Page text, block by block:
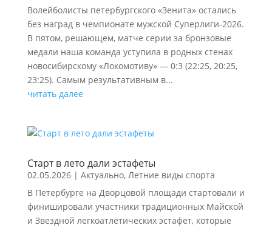
Волейболисты петербургского «Зенита» остались
без наград в чемпионате мужской Суперлиги-2026.
В пятом, решающем, матче серии за бронзовые
медали наша команда уступила в родных стенах
новосибирскому «Локомотиву» — 0:3 (22:25, 20:25,
23:25). Самым результативным в...
читать далее
Старт в лето дали эстафеты
02.05.2026| Актуально, Летние виды спорта
В Петербурге на Дворцовой площади стартовали и
финишировали участники традиционных Майской
и Звездной легкоатлетических эстафет, которые